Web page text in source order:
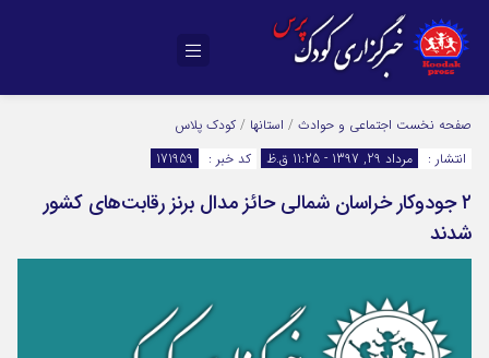
صفحه نخست اجتماعی و حوادث / استانها / کودک پلاس
انتشار :
مرداد 29, 1397 - 11:25 ق.ظ کد خبر : 171959
۲ جودوکار خراسان شمالی حائز مدال برنز رقابت‌های کشور
شدند